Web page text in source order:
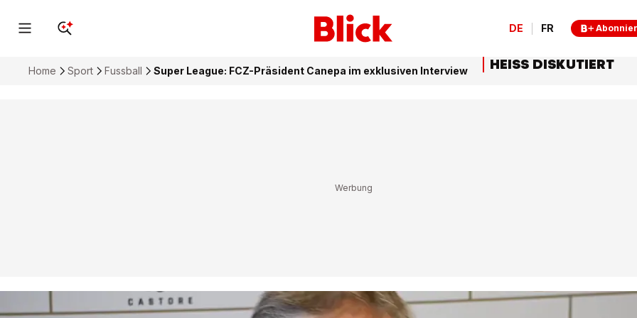
DE FR
Home Sport Fussball Super League: FCZ-Präsident Canepa im exklusiven Interview HEISS DISKUTIERT